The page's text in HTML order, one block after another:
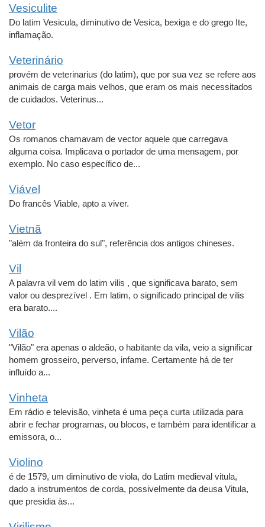
Vesiculite
Do latim Vesicula, diminutivo de Vesica, bexiga e do grego Ite,
inflamação.
Veterinário
provém de veterinarius (do latim), que por sua vez se refere aos
animais de carga mais velhos, que eram os mais necessitados
de cuidados. Veterinus...
Vetor
Os romanos chamavam de vector aquele que carregava
alguma coisa. Implicava o portador de uma mensagem, por
exemplo. No caso específico de...
Viável
Do francês Viable, apto a viver.
Vietnã
"além da fronteira do sul", referência dos antigos chineses.
Vil
A palavra vil vem do latim vilis , que significava barato, sem
valor ou desprezível . Em latim, o significado principal de vilis
era barato....
Vilão
"Vilão" era apenas o aldeão, o habitante da vila, veio a significar
homem grosseiro, perverso, infame. Certamente há de ter
influído a...
Vinheta
Em rádio e televisão, vinheta é uma peça curta utilizada para
abrir e fechar programas, ou blocos, e também para identificar a
emissora, o...
Violino
é de 1579, um diminutivo de viola, do Latim medieval vitula,
dado a instrumentos de corda, possivelmente da deusa Vitula,
que presidia às...